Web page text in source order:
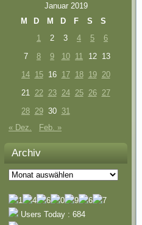
Januar 2019
M
D M D F S
S
1
2 3 4 5
6
7
8 9 10 11 12
13
14 15 16 17 18 19 20
21 22 23 24 25 26 27
28 29 30
31
« Dez.
Feb. »
Archiv
Archiv
Users Today : 684